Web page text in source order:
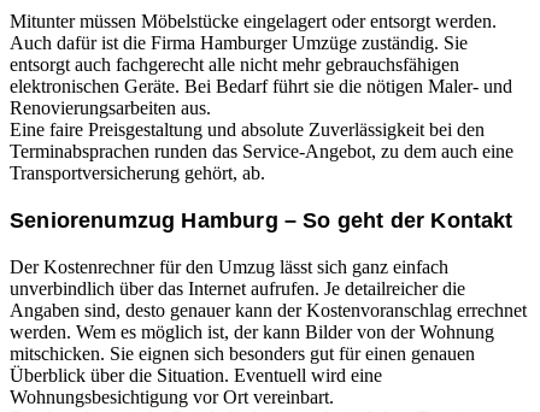
Mitunter müssen Möbelstücke eingelagert oder entsorgt werden.
Auch dafür ist die Firma Hamburger Umzüge zuständig. Sie
entsorgt auch fachgerecht alle nicht mehr gebrauchsfähigen
elektronischen Geräte. Bei Bedarf führt sie die nötigen Maler- und
Renovierungsarbeiten aus.
Eine faire Preisgestaltung und absolute Zuverlässigkeit bei den
Terminabsprachen runden das Service-Angebot, zu dem auch eine
Transportversicherung gehört, ab.
Seniorenumzug Hamburg – So geht der Kontakt
Der Kostenrechner für den Umzug lässt sich ganz einfach
unverbindlich über das Internet aufrufen. Je detailreicher die
Angaben sind, desto genauer kann der Kostenvoranschlag errechnet
werden. Wem es möglich ist, der kann Bilder von der Wohnung
mitschicken. Sie eignen sich besonders gut für einen genauen
Überblick über die Situation. Eventuell wird eine
Wohnungsbesichtigung vor Ort vereinbart.